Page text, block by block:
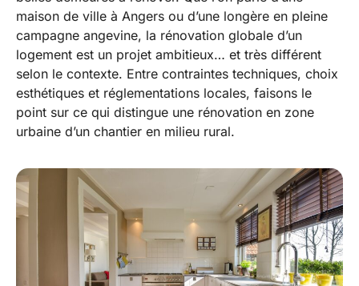
maison de ville à Angers ou d’une longère en pleine
campagne angevine, la rénovation globale d’un
logement est un projet ambitieux… et très différent
selon le contexte. Entre contraintes techniques, choix
esthétiques et réglementations locales, faisons le
point sur ce qui distingue une rénovation en zone
urbaine d’un chantier en milieu rural.